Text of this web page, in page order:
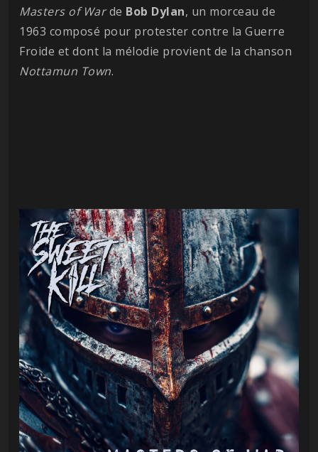
Masters of Warde Bob Dylan, un morceau de
1963 composé pour protester contre la Guerre
Froide et dont la mélodie provient de la chanson
Nottamun Town.